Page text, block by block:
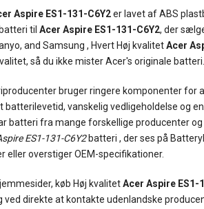
Aspire ES1-131-C6Y2er lavet af ABS
til Acer Aspire ES1-131-C6Y2, der
and Samsung , Hvert Høj kvalitetAcer
så du ikke mister Acer's originale
bruger ringere komponenter
batterilevetid, vanskelig vedligeholdelse og
batteri fra mange forskellige producenter
ES1-131-C6Y2batteri , der ses på
eller overstiger OEM-specifikationer.
køb Høj kvalitetAcer Aspire ES1-
direkte at kontakte udenlandske